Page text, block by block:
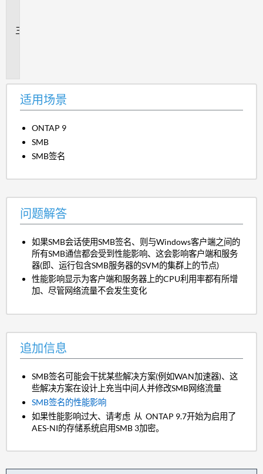
适用场景
ONTAP 9
SMB
SMB签名
问题解答
如果SMB会话使用SMB签名、则与Windows客户端之间的
所有SMB通信都会受到性能影响、这会影响客户端和服务
器(即、运行包含SMB服务器的SVM的集群上的节点)
性能影响显示为客户端和服务器上的CPU利用率都有所增
加、尽管网络流量不会发生变化
追加信息
SMB签名可能会干扰某些解决方案(例如WAN加速器)、这
些解决方案在设计上充当中间人并修改SMB网络流量
SMB签名的性能影响
如果性能影响过大、请考虑 从 ONTAP 9.7开始为启用了
AES-NI的存储系统启用SMB 3加密。